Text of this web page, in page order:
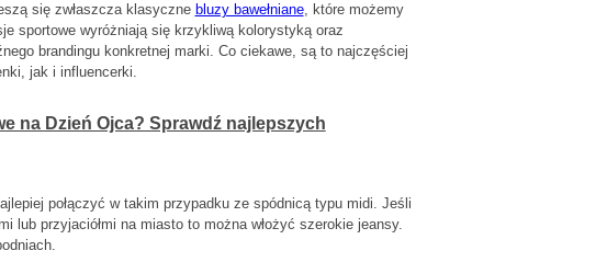
się zwłaszcza klasyczne bluzy bawełniane, które możemy
sportowe wyróżniają się krzykliwą kolorystyką oraz
brandingu konkretnej marki. Co ciekawe, są to najczęściej
jak i influencerki.
na Dzień Ojca? Sprawdź najlepszych
połączyć w takim przypadku ze spódnicą typu midi. Jeśli
przyjaciółmi na miasto to można włożyć szerokie jeansy.